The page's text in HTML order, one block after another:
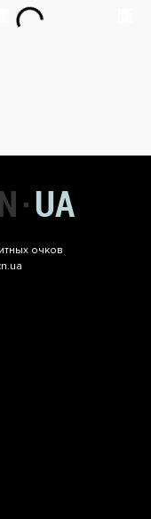
очков